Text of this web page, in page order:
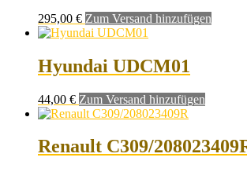
295,00 € Zum Versand hinzufügen
Hyundai UDCM01
44,00 € Zum Versand hinzufügen
Renault C309/